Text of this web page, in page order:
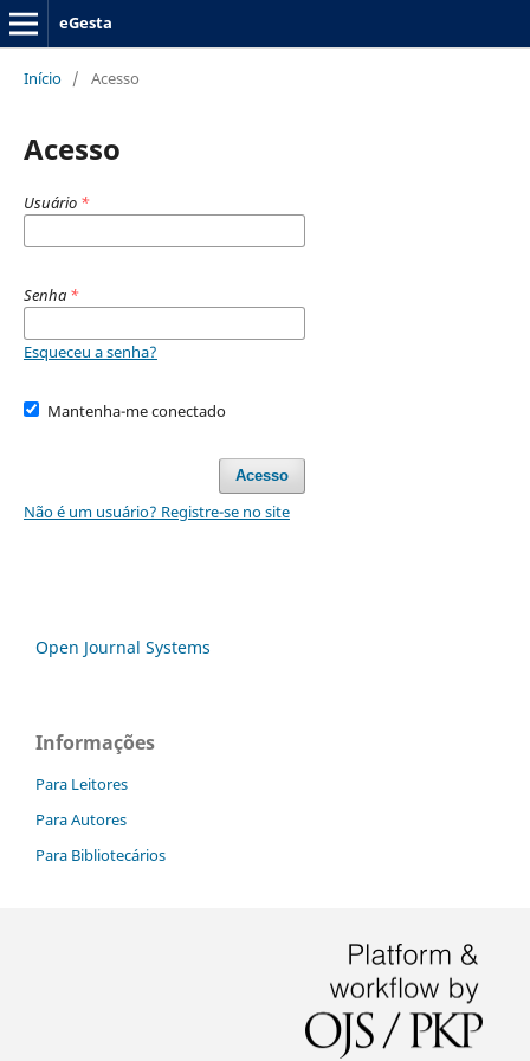
eGesta
Início / Acesso
Acesso
Usuário *
Senha *
Esqueceu a senha?
Mantenha-me conectado
Acesso
Não é um usuário? Registre-se no site
Open Journal Systems
Informações
Para Leitores
Para Autores
Para Bibliotecários